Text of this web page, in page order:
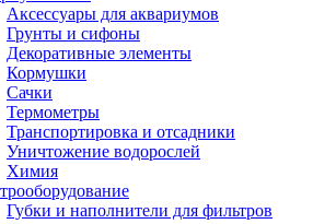
Аксессуары для аквариумов
Грунты и сифоны
Декоративные элементы
Кормушки
Сачки
Термометры
Транспортировка и отсадники
Уничтожение водорослей
Химия
Губки и наполнители для фильтров